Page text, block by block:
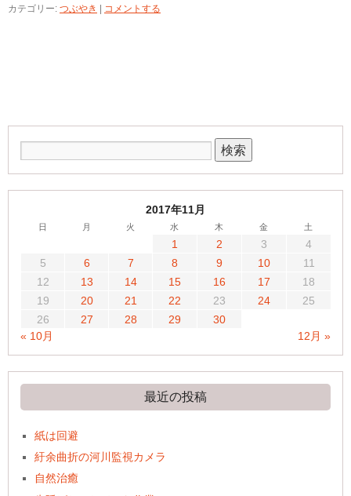
カテゴリー: つぶやき コメントする
2017年11月
日 月 火 水 木 金 土
1 2 3
4
5
6 7 8 9 10
11
12
13 14 15 16 17
18
19
20 21 22 23 24
25
26
27 28 29
30
« 10月
12月 »
最近の投稿
紙は回避
紆余曲折の河川監視カメラ
自然治癒